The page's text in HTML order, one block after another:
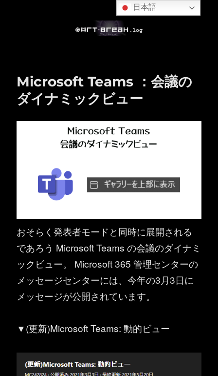
Microsoft Teams ：会議の
ダイナミックビュー
おそらく発表者モードと同時に展開される
であろう Microsoft Teams の会議のダイナミ
ックビュー。 Microsoft 365 管理センターの
メッセージセンターには、今年の3月3日に
メッセージが公開されています。
▼(更新)Microsoft Teams: 動的ビュー
日本語